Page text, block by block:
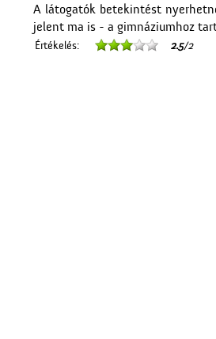
A látogatók betekintést
jelent ma is - a gimnáziumhoz
Értékelés: 2.5/2